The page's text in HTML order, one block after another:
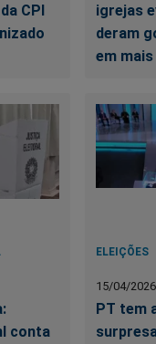
CPI
igrejas
deram
em
conta
ELEIÇÕES
15/04/2026
PT tem